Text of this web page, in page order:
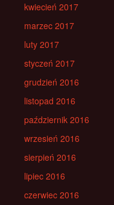
kwiecień 2017
marzec 2017
luty 2017
styczeń 2017
grudzień 2016
listopad 2016
październik 2016
wrzesień 2016
sierpień 2016
lipiec 2016
czerwiec 2016